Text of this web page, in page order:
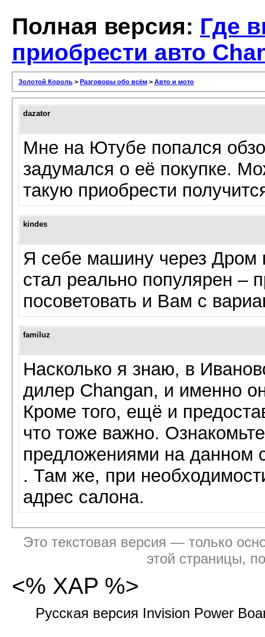
Полная версия: Где
приобрести авто
Золотой Король > Разговоры обо всём > Авто и мото
dazator
Мне на Ютубе попался
задумался о её покупке.
такую приобрести
kindes
Я себе машину через Дром
стал реально популярен –
посоветовать и Вам с
familuz
Насколько я знаю, в
дилер Changan, и именно
Кроме того, ещё и
что тоже важно.
предложениями на данном
. Там же, при
адрес салона.
Это текстовая версия — только
этой страницы,
<% XAP %>
Русская версия Invision Power